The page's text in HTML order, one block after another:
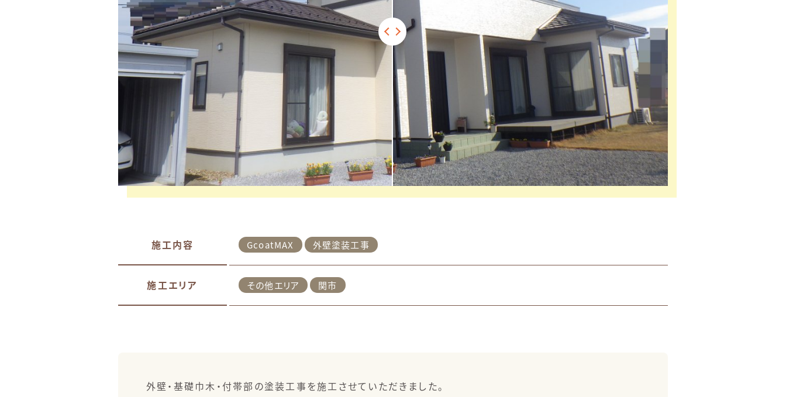
施工内容 GcoatMAX 外壁塗装工事
施工エリア その他エリア 関市
外壁・基礎巾木・付帯部の塗装工事を施工させていただきました。